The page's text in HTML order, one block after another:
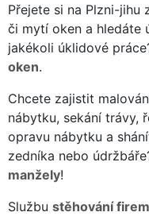
Přejete si na Plzni-
či mytí oken a hledáte
jakékoli úklidové
oken.
Chcete zajistit
nábytku, sekání trávy,
opravu nábytku a
zedníka nebo
manžely!
Službu stěhování